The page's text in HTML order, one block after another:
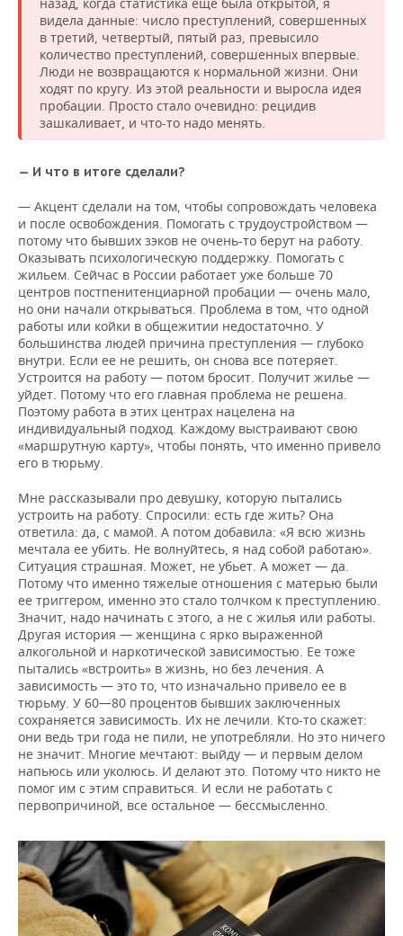
видела данные: число преступлений, совершенных
в третий, четвертый, пятый раз, превысило
количество преступлений, совершенных впервые.
Люди не возвращаются к нормальной жизни. Они
ходят по кругу. Из этой реальности и выросла идея
пробации. Просто стало очевидно: рецидив
зашкаливает, и что-то надо менять.
— И что в итоге сделали?
— Акцент сделали на том, чтобы сопровождать человека
и после освобождения. Помогать с трудоустройством —
потому что бывших зэков не очень-то берут на работу.
Оказывать психологическую поддержку. Помогать с
жильем. Сейчас в России работает уже больше 70
центров постпенитенциарной пробации — очень мало,
но они начали открываться. Проблема в том, что одной
работы или койки в общежитии недостаточно. У
большинства людей причина преступления — глубоко
внутри. Если ее не решить, он снова все потеряет.
Устроится на работу — потом бросит. Получит жилье —
уйдет. Потому что его главная проблема не решена.
Поэтому работа в этих центрах нацелена на
индивидуальный подход. Каждому выстраивают свою
«маршрутную карту», чтобы понять, что именно привело
его в тюрьму.
Мне рассказывали про девушку, которую пытались
устроить на работу. Спросили: есть где жить? Она
ответила: да, с мамой. А потом добавила: «Я всю жизнь
мечтала ее убить. Не волнуйтесь, я над собой работаю».
Ситуация страшная. Может, не убьет. А может — да.
Потому что именно тяжелые отношения с матерью были
ее триггером, именно это стало толчком к преступлению.
Значит, надо начинать с этого, а не с жилья или работы.
Другая история — женщина с ярко выраженной
алкогольной и наркотической зависимостью. Ее тоже
пытались «встроить» в жизнь, но без лечения. А
зависимость — это то, что изначально привело ее в
тюрьму. У 60—80 процентов бывших заключенных
сохраняется зависимость. Их не лечили. Кто-то скажет:
они ведь три года не пили, не употребляли. Но это ничего
не значит. Многие мечтают: выйду — и первым делом
напьюсь или уколюсь. И делают это. Потому что никто не
помог им с этим справиться. И если не работать с
первопричиной, все остальное — бессмысленно.